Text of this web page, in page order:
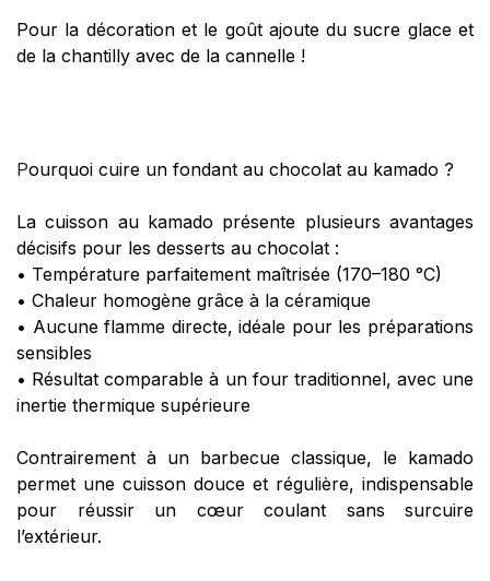
Pour la décoration et le goût ajoute du sucre glace et
de la chantilly avec de la cannelle !
Pourquoi cuire un fondant au chocolat au kamado ?
La cuisson au kamado présente plusieurs avantages
décisifs pour les desserts au chocolat :
• Température parfaitement maîtrisée (170–180 °C)
• Chaleur homogène grâce à la céramique
• Aucune flamme directe, idéale pour les préparations
sensibles
• Résultat comparable à un four traditionnel, avec une
inertie thermique supérieure
Contrairement à un barbecue classique, le kamado
permet une cuisson douce et régulière, indispensable
pour réussir un cœur coulant sans surcuire
l’extérieur.